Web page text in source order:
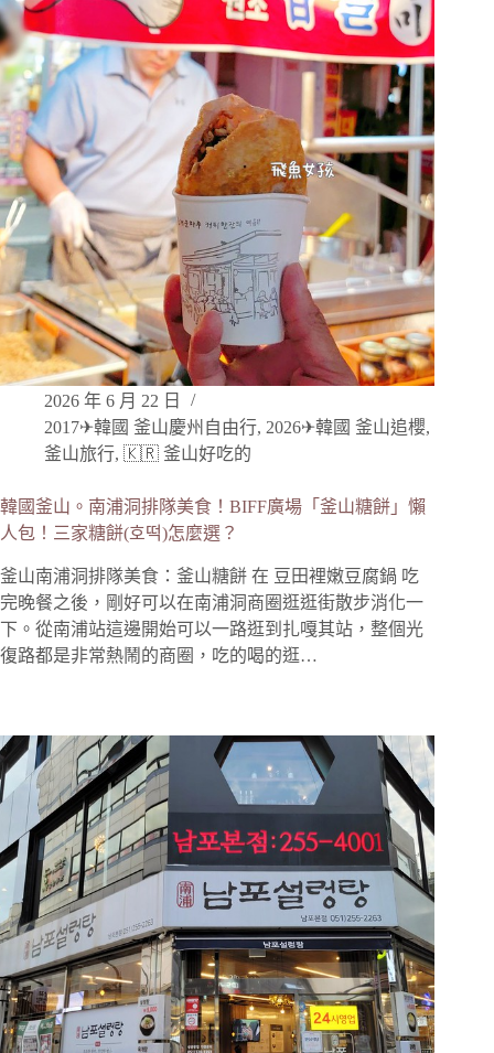
2026 年 6 月 22 日
2017✈韓國 釜山慶州自由行, 2026✈韓國 釜山追櫻,
釜山旅行, 🇰🇷 釜山好吃的
韓國釜山。南浦洞排隊美食！BIFF廣場「釜山糖餅」懶
人包！三家糖餅(호떡)怎麼選？
釜山南浦洞排隊美食：釜山糖餅 在 豆田裡嫩豆腐鍋 吃
完晚餐之後，剛好可以在南浦洞商圈逛逛街散步消化一
下。從南浦站這邊開始可以一路逛到扎嘎其站，整個光
復路都是非常熱鬧的商圈，吃的喝的逛…